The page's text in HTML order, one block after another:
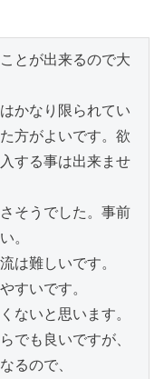
とが出来るので大
かなり限られてい
方がよいです。欲
する事は出来ませ
そうでした。事前
。
は難しいです。
すいです。
ないと思います。
でも良いですが、
るので、